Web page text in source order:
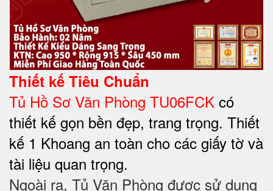
Thiết kế Tiêu Chuẩn
Tủ Hồ Sơ Văn Phòng TU06FCK có
thiết kế gọn bền đẹp, trang trọng. Thiết
kế 1 Khoang an toàn cho các giấy tờ và
tài liệu quan trọng.
Ngoài ra, Tủ Văn Phòng được sử dụng